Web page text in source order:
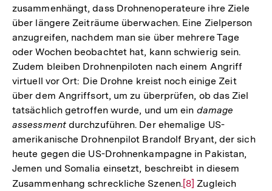
Auflösung
der
Fußnote
zusammenhängt, dass Drohnenoperateure ihre Ziele
über längere Zeiträume überwachen. Eine Zielperson
anzugreifen, nachdem man sie über mehrere Tage
oder Wochen beobachtet hat, kann schwierig sein.
Zudem bleiben Drohnenpiloten nach einem Angriff
virtuell vor Ort: Die Drohne kreist noch einige Zeit
über dem Angriffsort, um zu überprüfen, ob das Ziel
tatsächlich getroffen wurde, und um ein damage
assessmentdurchzuführen. Der ehemalige US-
amerikanische Drohnenpilot Brandolf Bryant, der sich
heute gegen die US-Drohnenkampagne in Pakistan,
Jemen und Somalia einsetzt, beschreibt in diesem
Zusammenhang schreckliche Szenen.Zur
[8] Zugleich